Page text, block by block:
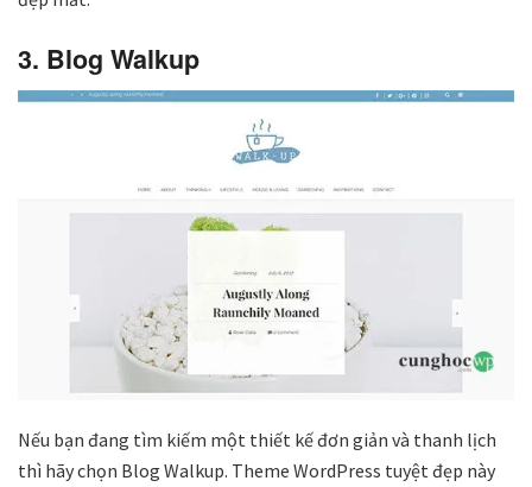
3. Blog Walkup
Nếu bạn đang tìm kiếm một thiết kế đơn giản và thanh lịch
thì hãy chọn Blog Walkup. Theme WordPress tuyệt đẹp này